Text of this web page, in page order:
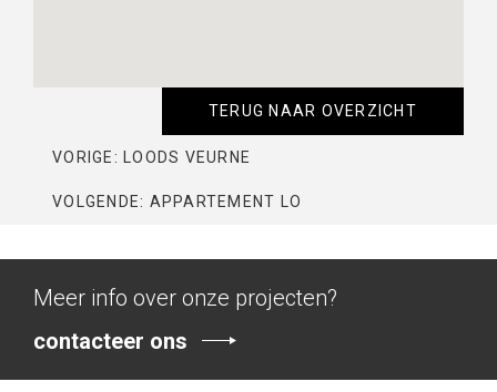
TERUG NAAR OVERZICHT
VORIGE: LOODS VEURNE
VOLGENDE: APPARTEMENT LO
Meer info over onze projecten?
contacteer ons